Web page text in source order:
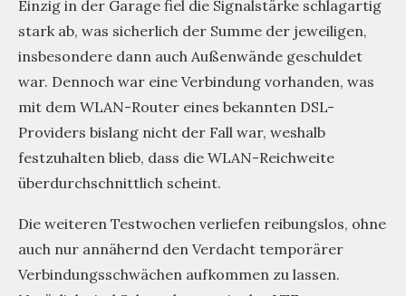
Einzig in der Garage fiel die Signalstärke schlagartig
stark ab, was sicherlich der Summe der jeweiligen,
insbesondere dann auch Außenwände geschuldet
war. Dennoch war eine Verbindung vorhanden, was
mit dem WLAN-Router eines bekannten DSL-
Providers bislang nicht der Fall war, weshalb
festzuhalten blieb, dass die WLAN-Reichweite
überdurchschnittlich scheint.
Die weiteren Testwochen verliefen reibungslos, ohne
auch nur annähernd den Verdacht temporärer
Verbindungsschwächen aufkommen zu lassen.